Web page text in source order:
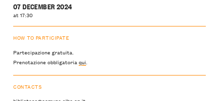
07 DECEMBER 2024
at 17:30
HOW TO PARTICIPATE
Partecipazione gratuita.
Prenotazione obbligatoriaqui.
CONTACTS